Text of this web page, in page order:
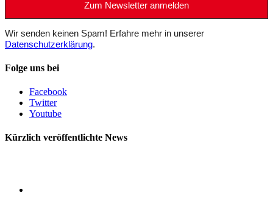
Wir senden keinen Spam! Erfahre mehr in unserer
Datenschutzerklärung.
Folge uns bei
Facebook
Twitter
Youtube
Kürzlich veröffentlichte News